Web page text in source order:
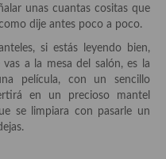
frías
unas cuantas cositas que
dije antes poco a poco.
si estás leyendo bien,
a la mesa del salón, es la
película, con un sencillo
en un precioso mantel
se limpiara con pasarle un